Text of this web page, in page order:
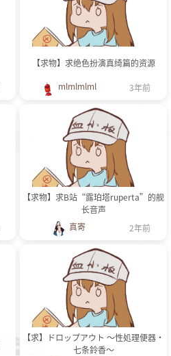
【求物】求绝色扮演真绮篇的资源
mlmlmlml 3年前
【求物】求B站“露珀塔ruperta”的舰
长音声
真寄
2年前
【求】ドロップアウト ～性処理便器・
七条鈴香～